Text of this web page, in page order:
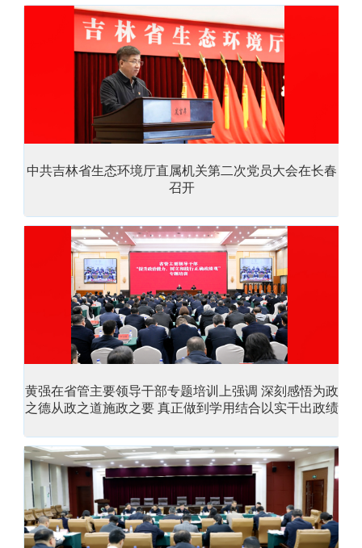
中共吉林省生态环境厅直属机关第二次党员大会在长春
召开
黄强在省管主要领导干部专题培训上强调 深刻感悟为政
之德从政之道施政之要 真正做到学用结合以实干出政绩